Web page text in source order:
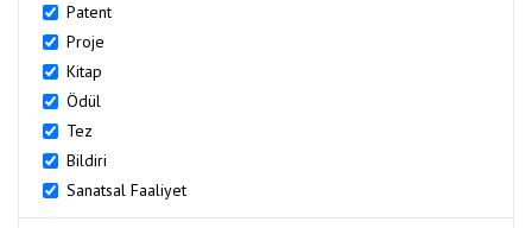
Patent
Proje
Kitap
Ödül
Tez
Bildiri
Sanatsal Faaliyet